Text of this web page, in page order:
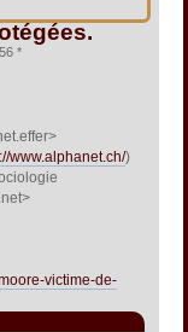
*
www.alphanet.ch/)
victime-de-